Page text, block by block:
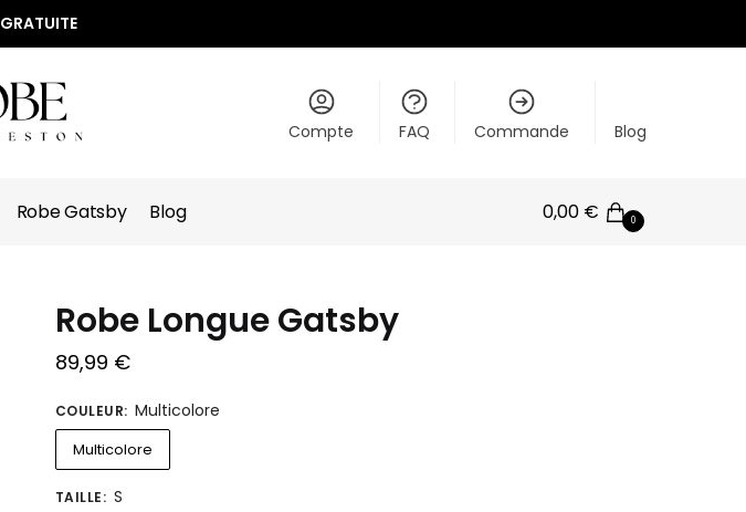
GRATUITE
Compte FAQ Commande Blog
Robe Gatsby Blog 0,00 € 0
Robe Longue Gatsby
89,99 €
COULEUR: Multicolore
Multicolore
TAILLE: S